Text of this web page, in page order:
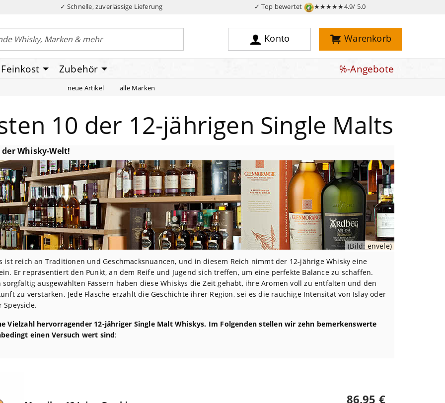
✓ Schnelle, zuverlässige Lieferung ✓ Top bewertet ★★★★★4.9/ 5.0
Konto Warenkorb
Feinkost Zubehör %-Angebote
neue Artikel alle Marken
10 der 12-jährigen Single Malts
Whisky-Welt!
(Bild: envele)
ist reich an Traditionen und Geschmacksnuancen, und in diesem Reich nimmt der 12-jährige Whisky eine
Er repräsentiert den Punkt, an dem Reife und Jugend sich treffen, um eine perfekte Balance zu schaffen.
sorgfältig ausgewählten Fässern haben diese Whiskys die Zeit gehabt, ihre Aromen voll zu entfalten und den
zu verstärken. Jede Flasche erzählt die Geschichte ihrer Region, sei es die rauchige Intensität von Islay oder
Speyside.
Vielzahl hervorragender 12-jähriger Single Malt Whiskys. Im Folgenden stellen wir zehn bemerkenswerte
einen Versuch wert sind:
86,95 €